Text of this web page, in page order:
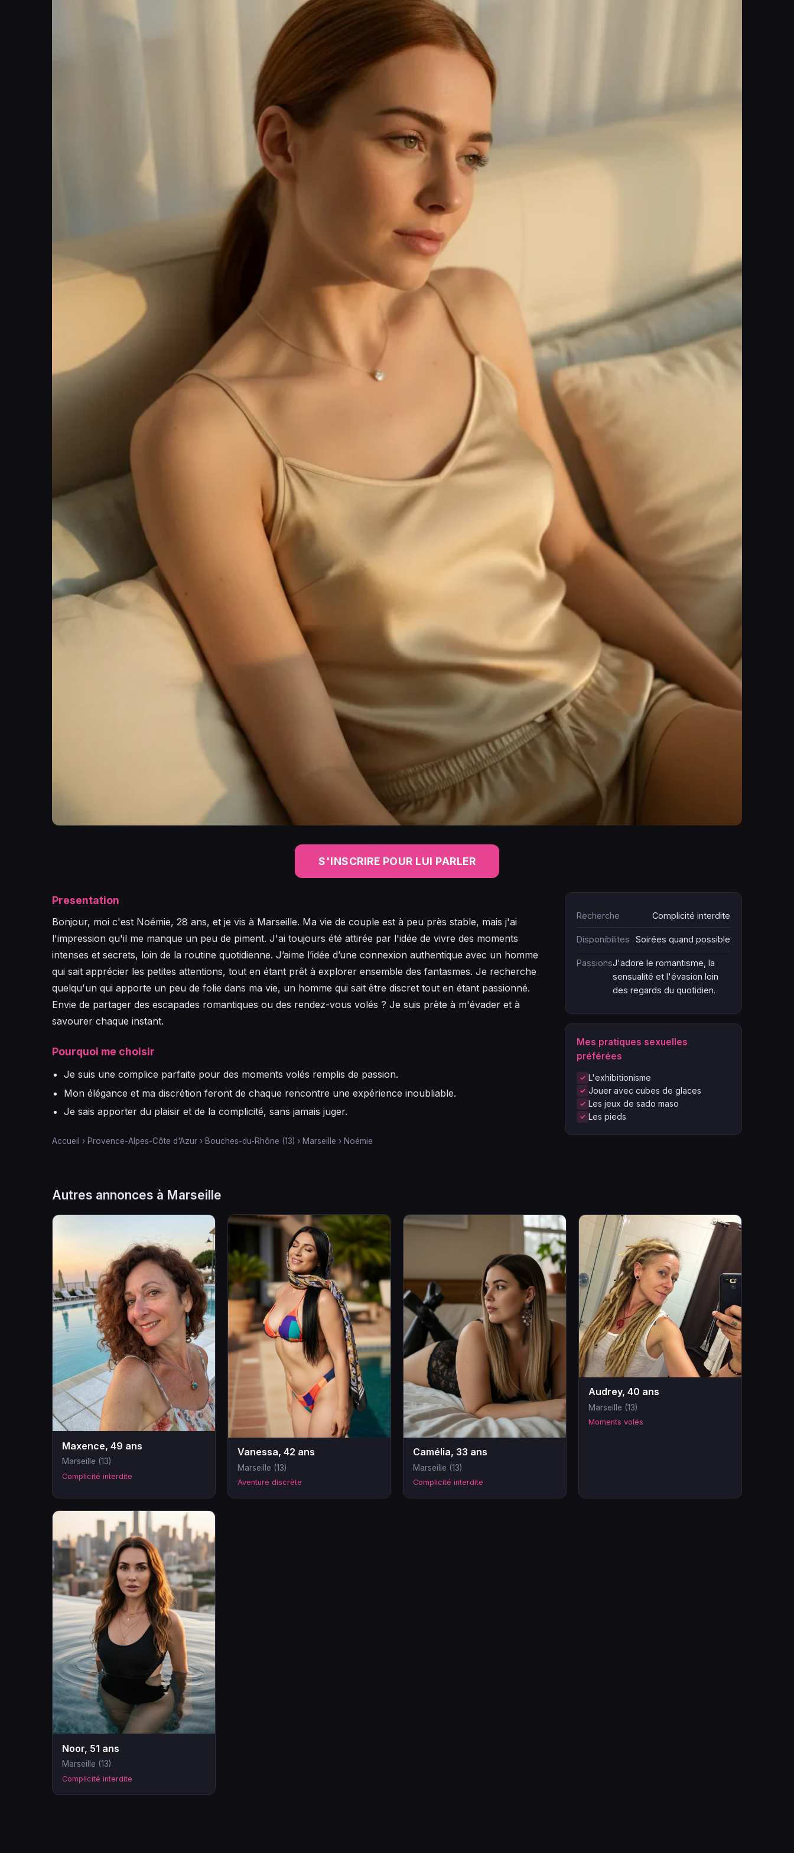
Accueil › Provence-Alpes-Côte d'Azur › Bouches-du-Rhône (13) › Marseille › Noémie
S'INSCRIRE POUR LUI PARLER
Presentation
Bonjour, moi c'est Noémie, 28 ans, et je vis à Marseille. Ma vie de couple est à peu près stable, mais j'ai
l'impression qu'il me manque un peu de piment. J'ai toujours été attirée par l'idée de vivre des moments
intenses et secrets, loin de la routine quotidienne. J’aime l’idée d’une connexion authentique avec un homme
qui sait apprécier les petites attentions, tout en étant prêt à explorer ensemble des fantasmes. Je recherche
quelqu'un qui apporte un peu de folie dans ma vie, un homme qui sait être discret tout en étant passionné.
Envie de partager des escapades romantiques ou des rendez-vous volés ? Je suis prête à m'évader et à
savourer chaque instant.
Pourquoi me choisir
Je suis une complice parfaite pour des moments volés remplis de passion.
Mon élégance et ma discrétion feront de chaque rencontre une expérience inoubliable.
Je sais apporter du plaisir et de la complicité, sans jamais juger.
Recherche Complicité interdite
Disponibilites Soirées quand possible
PassionsJ'adore le romantisme, la
sensualité et l'évasion loin
des regards du quotidien.
Mes pratiques sexuelles
préférées
L'exhibitionisme
Jouer avec cubes de glaces
Les jeux de sado maso
Les pieds
Autres annonces à Marseille
Maxence, 49 ans
Marseille (13)
Complicité interdite
Vanessa, 42 ans
Marseille (13)
Aventure discrète
Camélia, 33 ans
Marseille (13)
Complicité interdite
Audrey, 40 ans
Marseille (13)
Moments volés
Noor, 51 ans
Marseille (13)
Complicité interdite